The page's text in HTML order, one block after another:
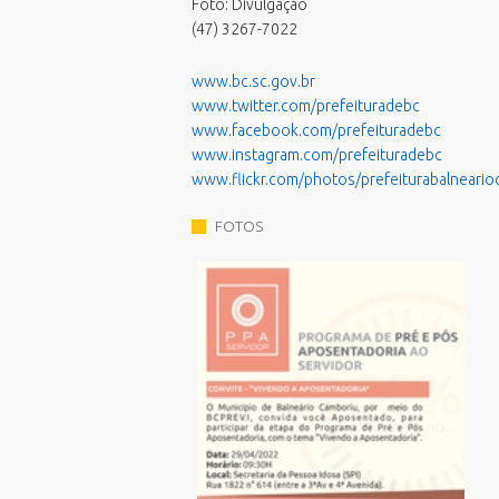
Relatório de Balneabilidade
Empreendedora
Validar Certidão Negativa de Débitos
Foto: Divulgação
(47) 3267-7022
www.bc.sc.gov.br
www.twitter.com/prefeituradebc
www.facebook.com/prefeituradebc
www.instagram.com/prefeituradebc
www.flickr.com/photos/
FOTOS